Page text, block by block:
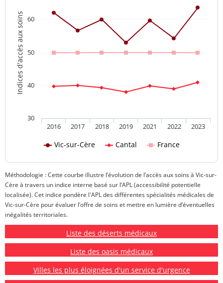
Indices d'accès aux soins
Vic-sur-Cère Cantal France
2016 2017 2018 2019 2021 2022 2023
30
40
50
60
Méthodologie : Cette courbe illustre l’évolution de l’accès aux soins à Vic-sur-
Cère à travers un indice interne basé sur l’APL (accessibilité potentielle
localisée). Cet indice pondère l'APL des différentes spécialités médicales de
Vic-sur-Cère pour évaluer l’offre de soins et mettre en lumière d’éventuelles
inégalités territoriales.
Liste des déserts médicaux
Liste des oasis médicaux
Villes les plus éloignées d'un service d'urgence